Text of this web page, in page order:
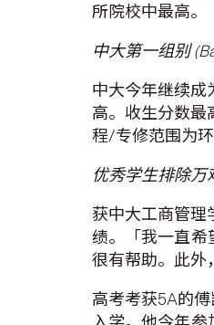
所院校中最高。
中大第一组别
中大今年继续成
高。收生分数最
程/专修范围为
优秀学生排除万
获中大工商管理
绩。「我一直希
很有帮助。此外
高考考获5A的